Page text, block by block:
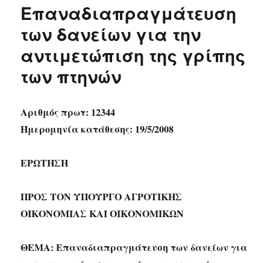
Επαναδιαπραγμάτευση
των δανείων για την
αντιμετώπιση της γρίπης
των πτηνών
Αριθμός πρωτ: 12344
Ημερομηνία κατάθεσης: 19/5/2008
ΕΡΩΤΗΣΗ
ΠΡΟΣ ΤΟΝ ΥΠΟΥΡΓΟ ΑΓΡΟΤΙΚΗΣ
ΟΙΚΟΝΟΜΙΑΣ ΚΑΙ ΟΙΚΟΝΟΜΙΚΩΝ
ΘΕΜΑ: Επαναδιαπραγμάτευση των δανείων για